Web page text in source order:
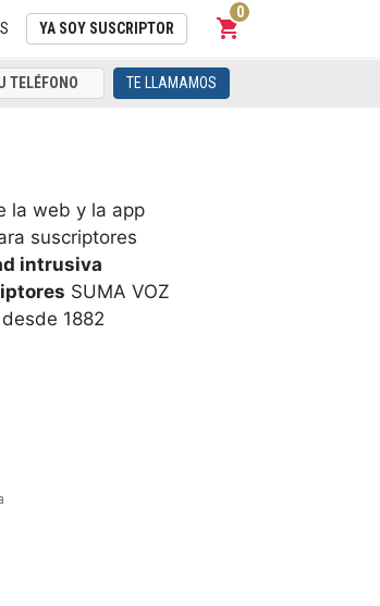
YA SOY SUSCRIPTOR shopping_cart
Carrito
0
TE LLAMAMOS
la web y la app
suscriptores
intrusiva
SUMA VOZ
desde 1882